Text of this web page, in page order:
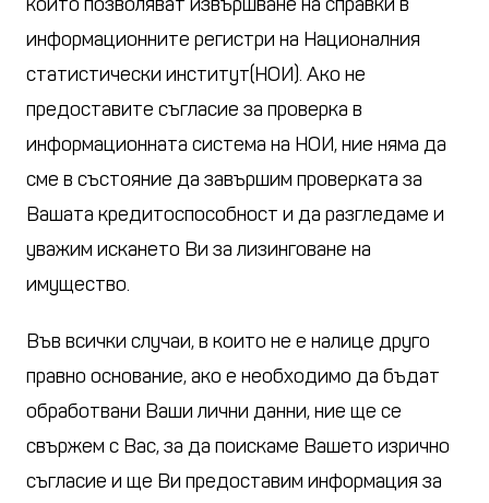
информационните регистри на Националния
статистически институт(НОИ). Ако не
предоставите съгласие за проверка в
информационната система на НОИ, ние няма да
сме в състояние да завършим проверката за
Вашата кредитоспособност и да разгледаме и
уважим искането Ви за лизинговане на
имущество.
Във всички случаи, в които не е налице друго
правно основание, ако е необходимо да бъдат
обработвани Ваши лични данни, ние ще се
свържем с Вас, за да поискаме Вашето изрично
съгласие и ще Ви предоставим информация за